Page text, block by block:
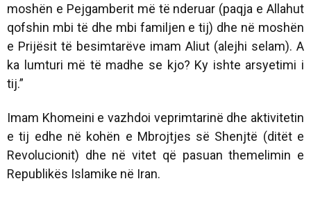
moshën e Pejgamberit më të nderuar (paqja e Allahut
qofshin mbi të dhe mbi familjen e tij) dhe në moshën
e Prijësit të besimtarëve imam Aliut (alejhi selam). A
ka lumturi më të madhe se kjo? Ky ishte arsyetimi i
tij.”
Imam Khomeini e vazhdoi veprimtarinë dhe aktivitetin
e tij edhe në kohën e Mbrojtjes së Shenjtë (ditët e
Revolucionit) dhe në vitet që pasuan themelimin e
Republikës Islamike në Iran.